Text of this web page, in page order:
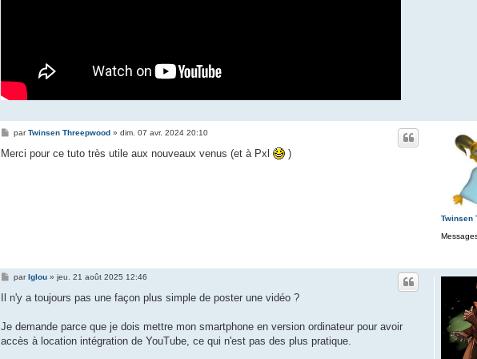
Twinsen
M
s
parTwinsen Threepwood » dim. 07 avr. 2024 20:10
Merci pour ce tuto très utile aux nouveaux venus (et à Pxl )
M
s
g
parIglou» jeu. 21 août 2025 12:46
Il n'y a toujours pas une façon plus simple de poster une vidéo ?
Je demande parce que je dois mettre mon smartphone en version ordinateur pour avoir
accès à location intégration de YouTube, ce qui n'est pas des plus pratique.